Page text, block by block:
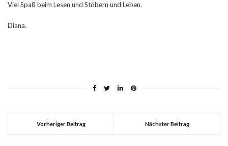
Viel Spaß beim Lesen und Stöbern und Leben.
Diana.
Vorheriger Beitrag Nächster Beitrag